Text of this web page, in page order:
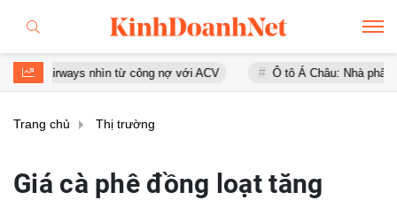
nhìn từ công nợ với ACV Ô tô Á Châu: Nhà phân phối
Trang chủ Thị trường
Giá cà phê đồng loạt tăng